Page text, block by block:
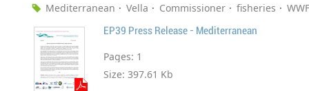
Mediterranean
Vella Commissioner fisheries WWF
EP39 Press Release - Mediterranean
Pages: 1
Size: 397.61 Kb